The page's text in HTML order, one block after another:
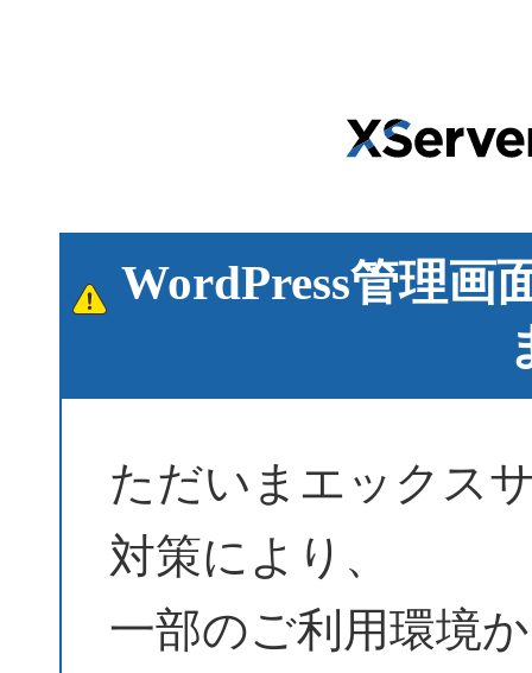
WordPress管理画
ただいまエックス
対策により、
一部のご利用環境